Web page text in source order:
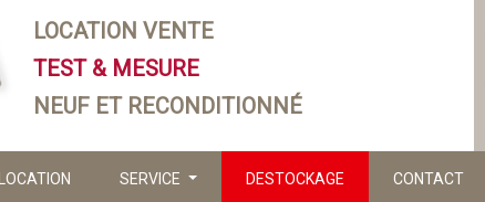
LOCATION VENTE
TEST & MESURE
NEUF ET RECONDITIONNÉ
LOCATION SERVICE DESTOCKAGE CONTACT